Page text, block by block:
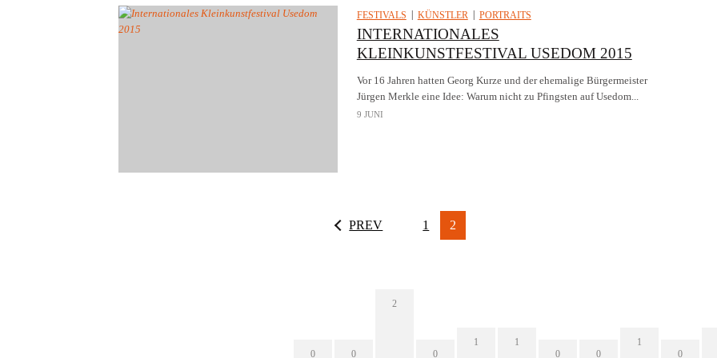
FESTIVALS KÜNSTLER PORTRAITS
INTERNATIONALES
KLEINKUNSTFESTIVAL USEDOM 2015
Vor 16 Jahren hatten Georg Kurze und der ehemalige Bürgermeister
Jürgen Merkle eine Idee: Warum nicht zu Pfingsten auf Usedom...
9 JUNI
PREV 1 2
0 0
2
0
1
1
0
0
1
0